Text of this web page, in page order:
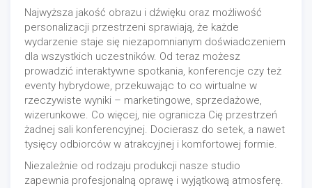
Najwyższa jakość obrazu i dźwięku oraz możliwość
personalizacji przestrzeni sprawiają, że każde
wydarzenie staje się niezapomnianym doświadczeniem
dla wszystkich uczestników. Od teraz możesz
prowadzić interaktywne spotkania, konferencje czy też
eventy hybrydowe, przekuwając to co wirtualne w
rzeczywiste wyniki – marketingowe, sprzedażowe,
wizerunkowe. Co więcej, nie ogranicza Cię przestrzeń
żadnej sali konferencyjnej. Docierasz do setek, a nawet
tysięcy odbiorców w atrakcyjnej i komfortowej formie.
Niezależnie od rodzaju produkcji nasze studio
zapewnia profesjonalną oprawę i wyjątkową atmosferę.